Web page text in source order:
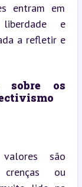
entram em
e
a refletir e
sobre os
são
crenças ou